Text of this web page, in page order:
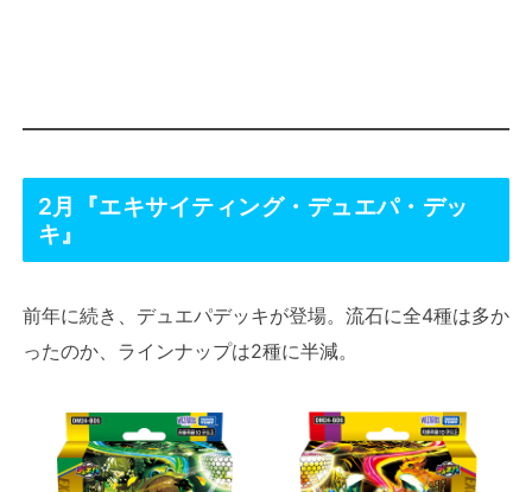
2月『エキサイティング・デュエパ・デッ
キ』
前年に続き、デュエパデッキが登場。流石に全4種は多か
ったのか、ラインナップは2種に半減。